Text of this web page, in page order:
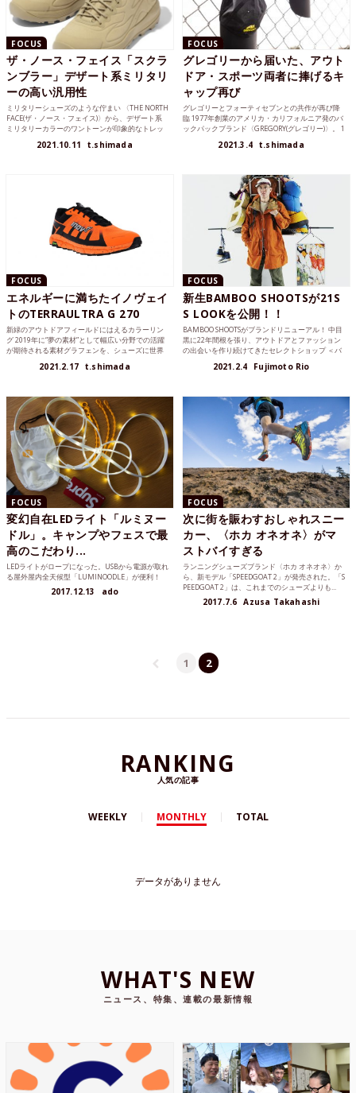
FOCUS
ザ・ノース・フェイス「スクラ
ンブラー」デザート系ミリタリ
ーの高い汎用性
ミリタリーシューズのような佇まい 〈THE NORTH
FACE(ザ・ノース・フェイス)〉から、デザート系
ミリタリーカラーのワントーンが印象的なトレッ
2021.10.11 t.shimada
FOCUS
グレゴリーから届いた、アウト
ドア・スポーツ両者に捧げるキ
ャップ再び
グレゴリーとフォーティセブンとの共作が再び降
臨 1977年創業のアメリカ・カリフォルニア発のバ
ックパックブランド〈GREGORY(グレゴリー)〉。 1
2021.3.4 t.shimada
FOCUS
エネルギーに満ちたイノヴェイ
トのTERRAULTRA G 270
新緑のアウトドアフィールドにはえるカラーリン
グ 2019年に“夢の素材”として幅広い分野での活躍
が期待される素材グラフェンを、シューズに世界
2021.2.17 t.shimada
FOCUS
新生BAMBOO SHOOTSが21S
S LOOKを公開！！
BAMBOO SHOOTSがブランドリニューアル！ 中目
黒に22年間根を張り、アウトドアとファッション
の出会いを作り続けてきたセレクトショップ ＜バ
2021.2.4 Fujimoto Rio
FOCUS
変幻自在LEDライト「ルミヌー
ドル」。キャンプやフェスで最
高のこだわり...
LEDライトがロープになった。USBから電源が取れ
る屋外屋内全天候型「LUMINOODLE」が便利！
2017.12.13 ado
FOCUS
次に街を賑わすおしゃれスニー
カー、〈ホカ オネオネ〉がマ
ストバイすぎる
ランニングシューズブランド〈ホカ オネオネ〉か
ら、新モデル「SPEEDGOAT 2」が発売された。「S
PEEDGOAT 2」は、これまでのシューズよりも...
2017.7.6 Azusa Takahashi
1 2
RANKING
人気の記事
WEEKLY MONTHLY TOTAL
データがありません
WHAT'S NEW
ニュース、特集、連載の最新情報